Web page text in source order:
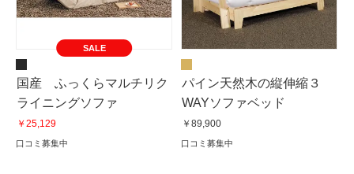
SALE
国産 ふっくらマルチリク
ライニングソファ
￥25,129
口コミ募集中
パイン天然木の縦伸縮３
WAYソファベッド
￥89,900
口コミ募集中